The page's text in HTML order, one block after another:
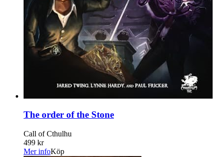
The order of the Stone
Call of Cthulhu
499 kr
Mer infoKöp